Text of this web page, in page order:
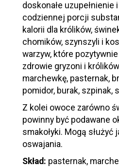
doskonałe uzupełnienie
codziennej porcji
kalorii dla królików,
chomików, szynszyli i
warzyw, które
zdrowie gryzoni i
marchewkę, pasternak,
pomidor, burak, szpinak,
Z kolei owoce zarówno
powinny być podawane
smakołyki. Mogą służyć
oswajania.
Skład: pasternak,